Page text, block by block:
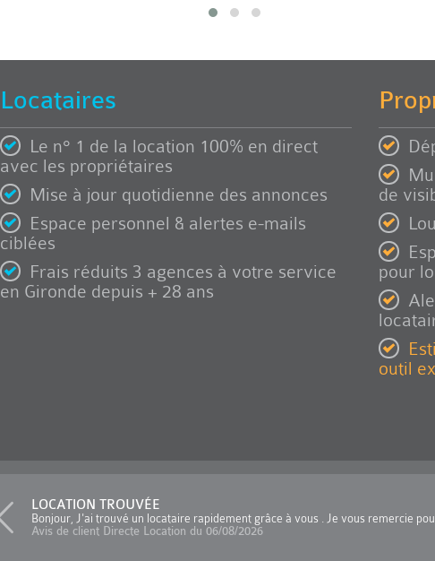
Locataires
Le n° 1 de la location 100% en direct
avec les propriétaires
Mise à jour quotidienne des annonces
Espace personnel & alertes e-mails
ciblées
Frais réduits 3 agences à votre service
en Gironde depuis + 28 ans
de
pour
outil
LOCATION TROUVÉE
Bonjour, J'ai trouvé un locataire rapidement grâce à vous . Je vous remercie
Avis de client Directe Location du 06/08/2026